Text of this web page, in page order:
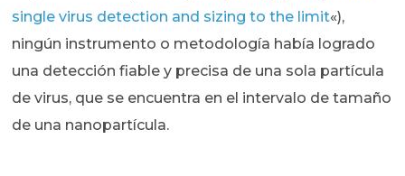
single virus detection and sizing to the limit«),
ningún instrumento o metodología había logrado
una detección fiable y precisa de una sola partícula
de virus, que se encuentra en el intervalo de tamaño
de una nanopartícula.